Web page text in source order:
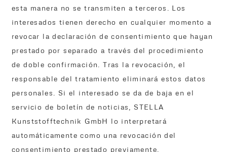
esta manera no se transmiten a terceros. Los
interesados tienen derecho en cualquier momento a
revocar la declaración de consentimiento que hayan
prestado por separado a través del procedimiento
de doble confirmación. Tras la revocación, el
responsable del tratamiento eliminará estos datos
personales. Si el interesado se da de baja en el
servicio de boletín de noticias, STELLA
Kunststofftechnik GmbH lo interpretará
automáticamente como una revocación del
consentimiento prestado previamente.